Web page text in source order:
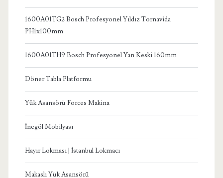
1600A01TG2 Bosch Profesyonel Yıldız Tornavida
PH1x100mm
1600A01TH9 Bosch Profesyonel Yan Keski 160mm
Döner Tabla Platformu
Yük Asansörü Forces Makina
İnegöl Mobilyası
Hayır Lokması | İstanbul Lokmacı
Makaslı Yük Asansörü